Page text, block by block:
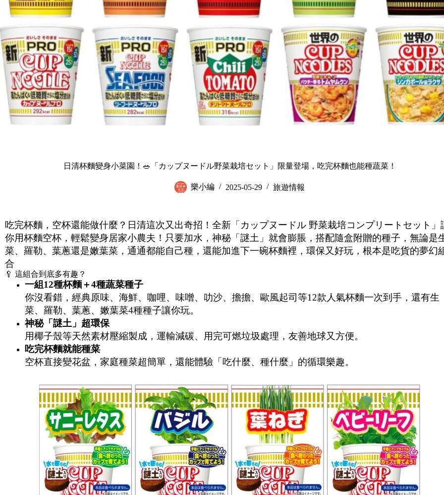
日清杯麵變身小菜園！🥗「カップヌードル野菜栽培セット」限量登場，吃完杯麵也能種蔬菜！
樂小編 2025-05-29 旅遊情報
吃完杯麵，空杯還能做什麼？日清這次又出奇招！全新「カップヌードル 野菜栽培コンプリートセット」
你用杯麵空杯，輕鬆變身居家小農夫！只要加水，神秘「謎土」就會膨脹，搭配隨盒附贈的種子，無論是
菜、羅勒、葉蔥還是嫩葉菜，通通都能自己種，還能加進下一碗杯麵裡，環保又好玩，根本是吃貨的夢幻
合
🥄 這組合到底多有趣？
一組 12種杯麵＋4種蔬菜種子
你沒看錯，經典原味、海鮮、咖哩、味噌、叻沙、擔擔、歐風起司等12款人氣杯麵一次到手，還有生
菜、羅勒、葉蔥、嫩葉菜4種種子讓你玩。
神秘「謎土」超環保
用椰子殼等天然素材壓縮製成，運輸減碳、用完可燃垃圾處理，友善地球又方便。
吃完杯麵就能種菜
空杯直接變花盆，家庭種菜超簡單，還能體驗「吃什麼、種什麼」的循環樂趣。